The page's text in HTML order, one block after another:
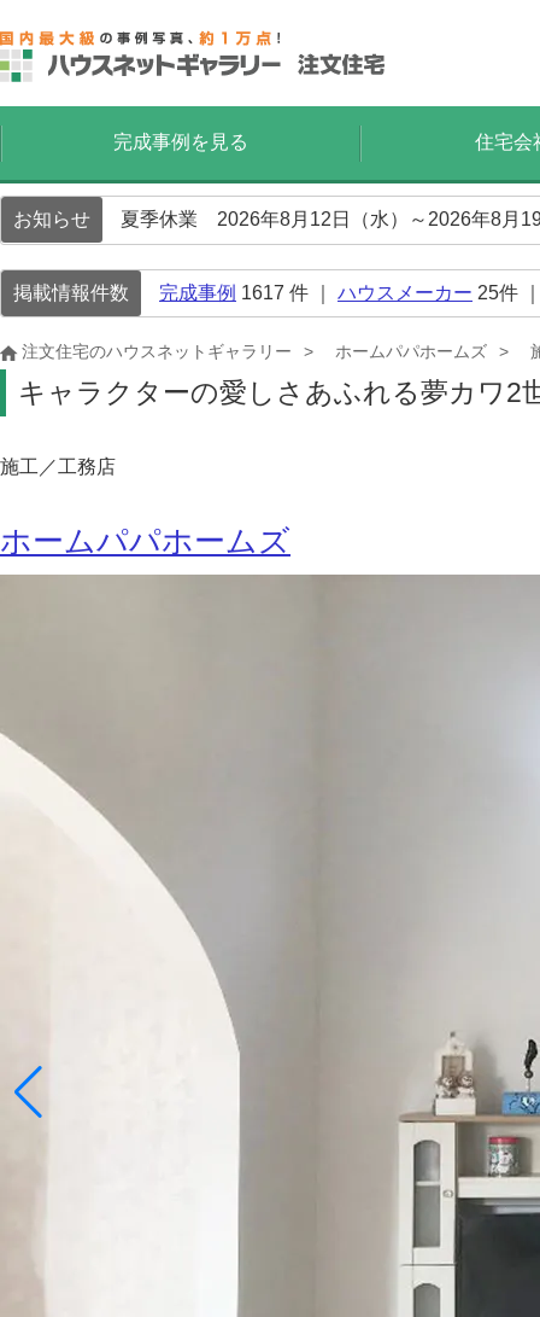
完成事例を見る 住宅会
お知らせ 夏季休業 2026年8月12日（水）～2026年8月
掲載情報件数 完成事例 1617 件 ｜ ハウスメーカー 25件
注文住宅のハウスネットギャラリー ホームパパホームズ
キャラクターの愛しさあふれる夢カワ2
施工／工務店
ホームパパホームズ